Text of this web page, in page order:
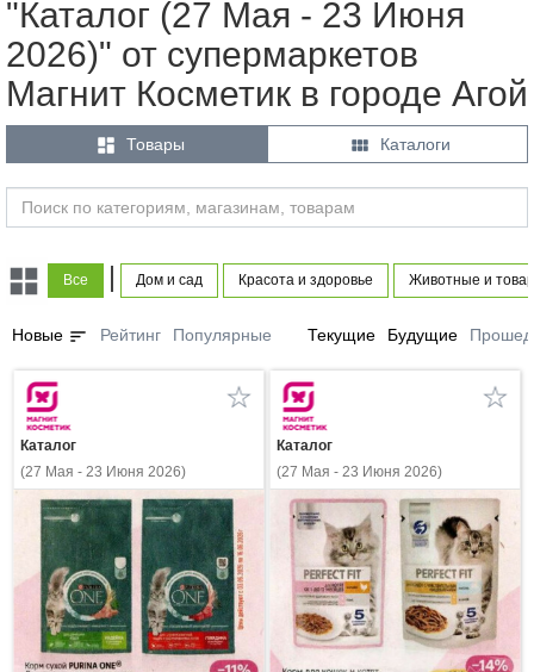
"Каталог (27 Мая - 23 Июня
2026)" от супермаркетов
Магнит Косметик в городе Агой
 Товары  Каталоги
Все | Дом и сад Красота и здоровье Животные и
Новые sort Рейтинг Популярные Текущие Будущие
Каталог
(27 Мая - 23 Июня 2026)
Каталог
(27 Мая - 23 Июня 2026)